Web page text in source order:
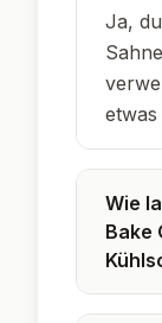
Ja,
etwas
Wie
Bake